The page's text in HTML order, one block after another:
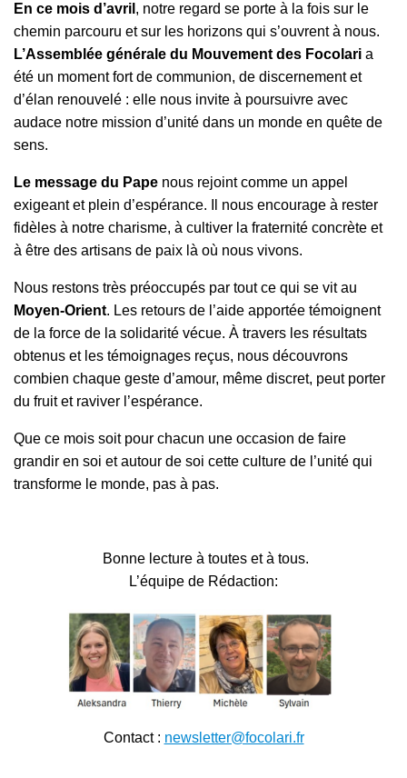
En ce mois d’avril , notre regard se porte à la fois sur le
chemin parcouru et sur les horizons qui s’ouvrent à nous.
L’Assemblée générale du Mouvement des Focolari a
été un moment fort de communion, de discernement et
d’élan renouvelé : elle nous invite à poursuivre avec
audace notre mission d’unité dans un monde en quête de
sens.
Le message du Pape nous rejoint comme un appel
exigeant et plein d’espérance. Il nous encourage à rester
fidèles à notre charisme, à cultiver la fraternité concrète et
à être des artisans de paix là où nous vivons.
Nous restons très préoccupés par tout ce qui se vit au
Moyen-Orient. Les retours de l’aide apportée témoignent
de la force de la solidarité vécue. À travers les résultats
obtenus et les témoignages reçus, nous découvrons
combien chaque geste d’amour, même discret, peut porter
du fruit et raviver l’espérance.
Que ce mois soit pour chacun une occasion de faire
grandir en soi et autour de soi cette culture de l’unité qui
transforme le monde, pas à pas.
Bonne lecture à toutes et à tous.
L’équipe de Rédaction:
Contact : newsletter@focolari.fr